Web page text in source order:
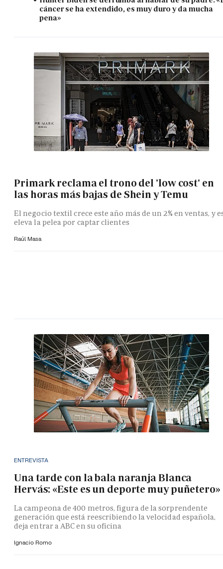
cáncer se ha extendido, es muy duro y da mucha
pena»
Primark reclama el trono del 'low cost' en
las horas más bajas de Shein y Temu
El negocio textil crece este año más de un 2% en ventas, y
eleva la pelea por captar clientes
Raúl Masa
ENTREVISTA
Una tarde con la bala naranja Blanca
Hervás: «Este es un deporte muy puñetero»
La campeona de 400 metros, figura de la sorprendente
generación que está reescribiendo la velocidad española,
deja entrar a ABC en su oficina
Ignacio Romo